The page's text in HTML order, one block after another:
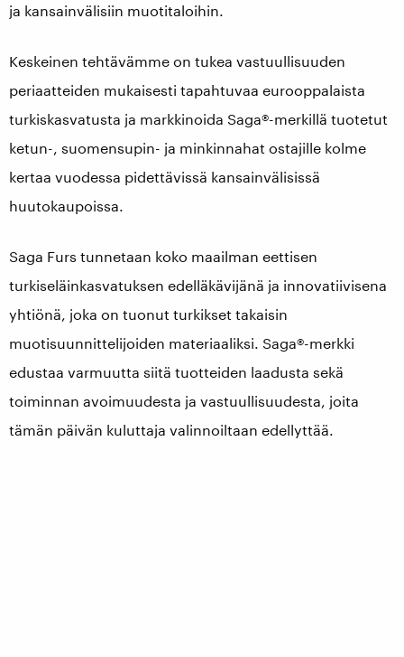
ja kansainvälisiin muotitaloihin.
Keskeinen tehtävämme on tukea vastuullisuuden
periaatteiden mukaisesti tapahtuvaa eurooppalaista
turkiskasvatusta ja markkinoida Saga®-merkillä tuotetut
ketun-, suomensupin- ja minkinnahat ostajille kolme
kertaa vuodessa pidettävissä kansainvälisissä
huutokaupoissa.
Saga Furs tunnetaan koko maailman eettisen
turkiseläinkasvatuksen edelläkävijänä ja innovatiivisena
yhtiönä, joka on tuonut turkikset takaisin
muotisuunnittelijoiden materiaaliksi. Saga®-merkki
edustaa varmuutta siitä tuotteiden laadusta sekä
toiminnan avoimuudesta ja vastuullisuudesta, joita
tämän päivän kuluttaja valinnoiltaan edellyttää.